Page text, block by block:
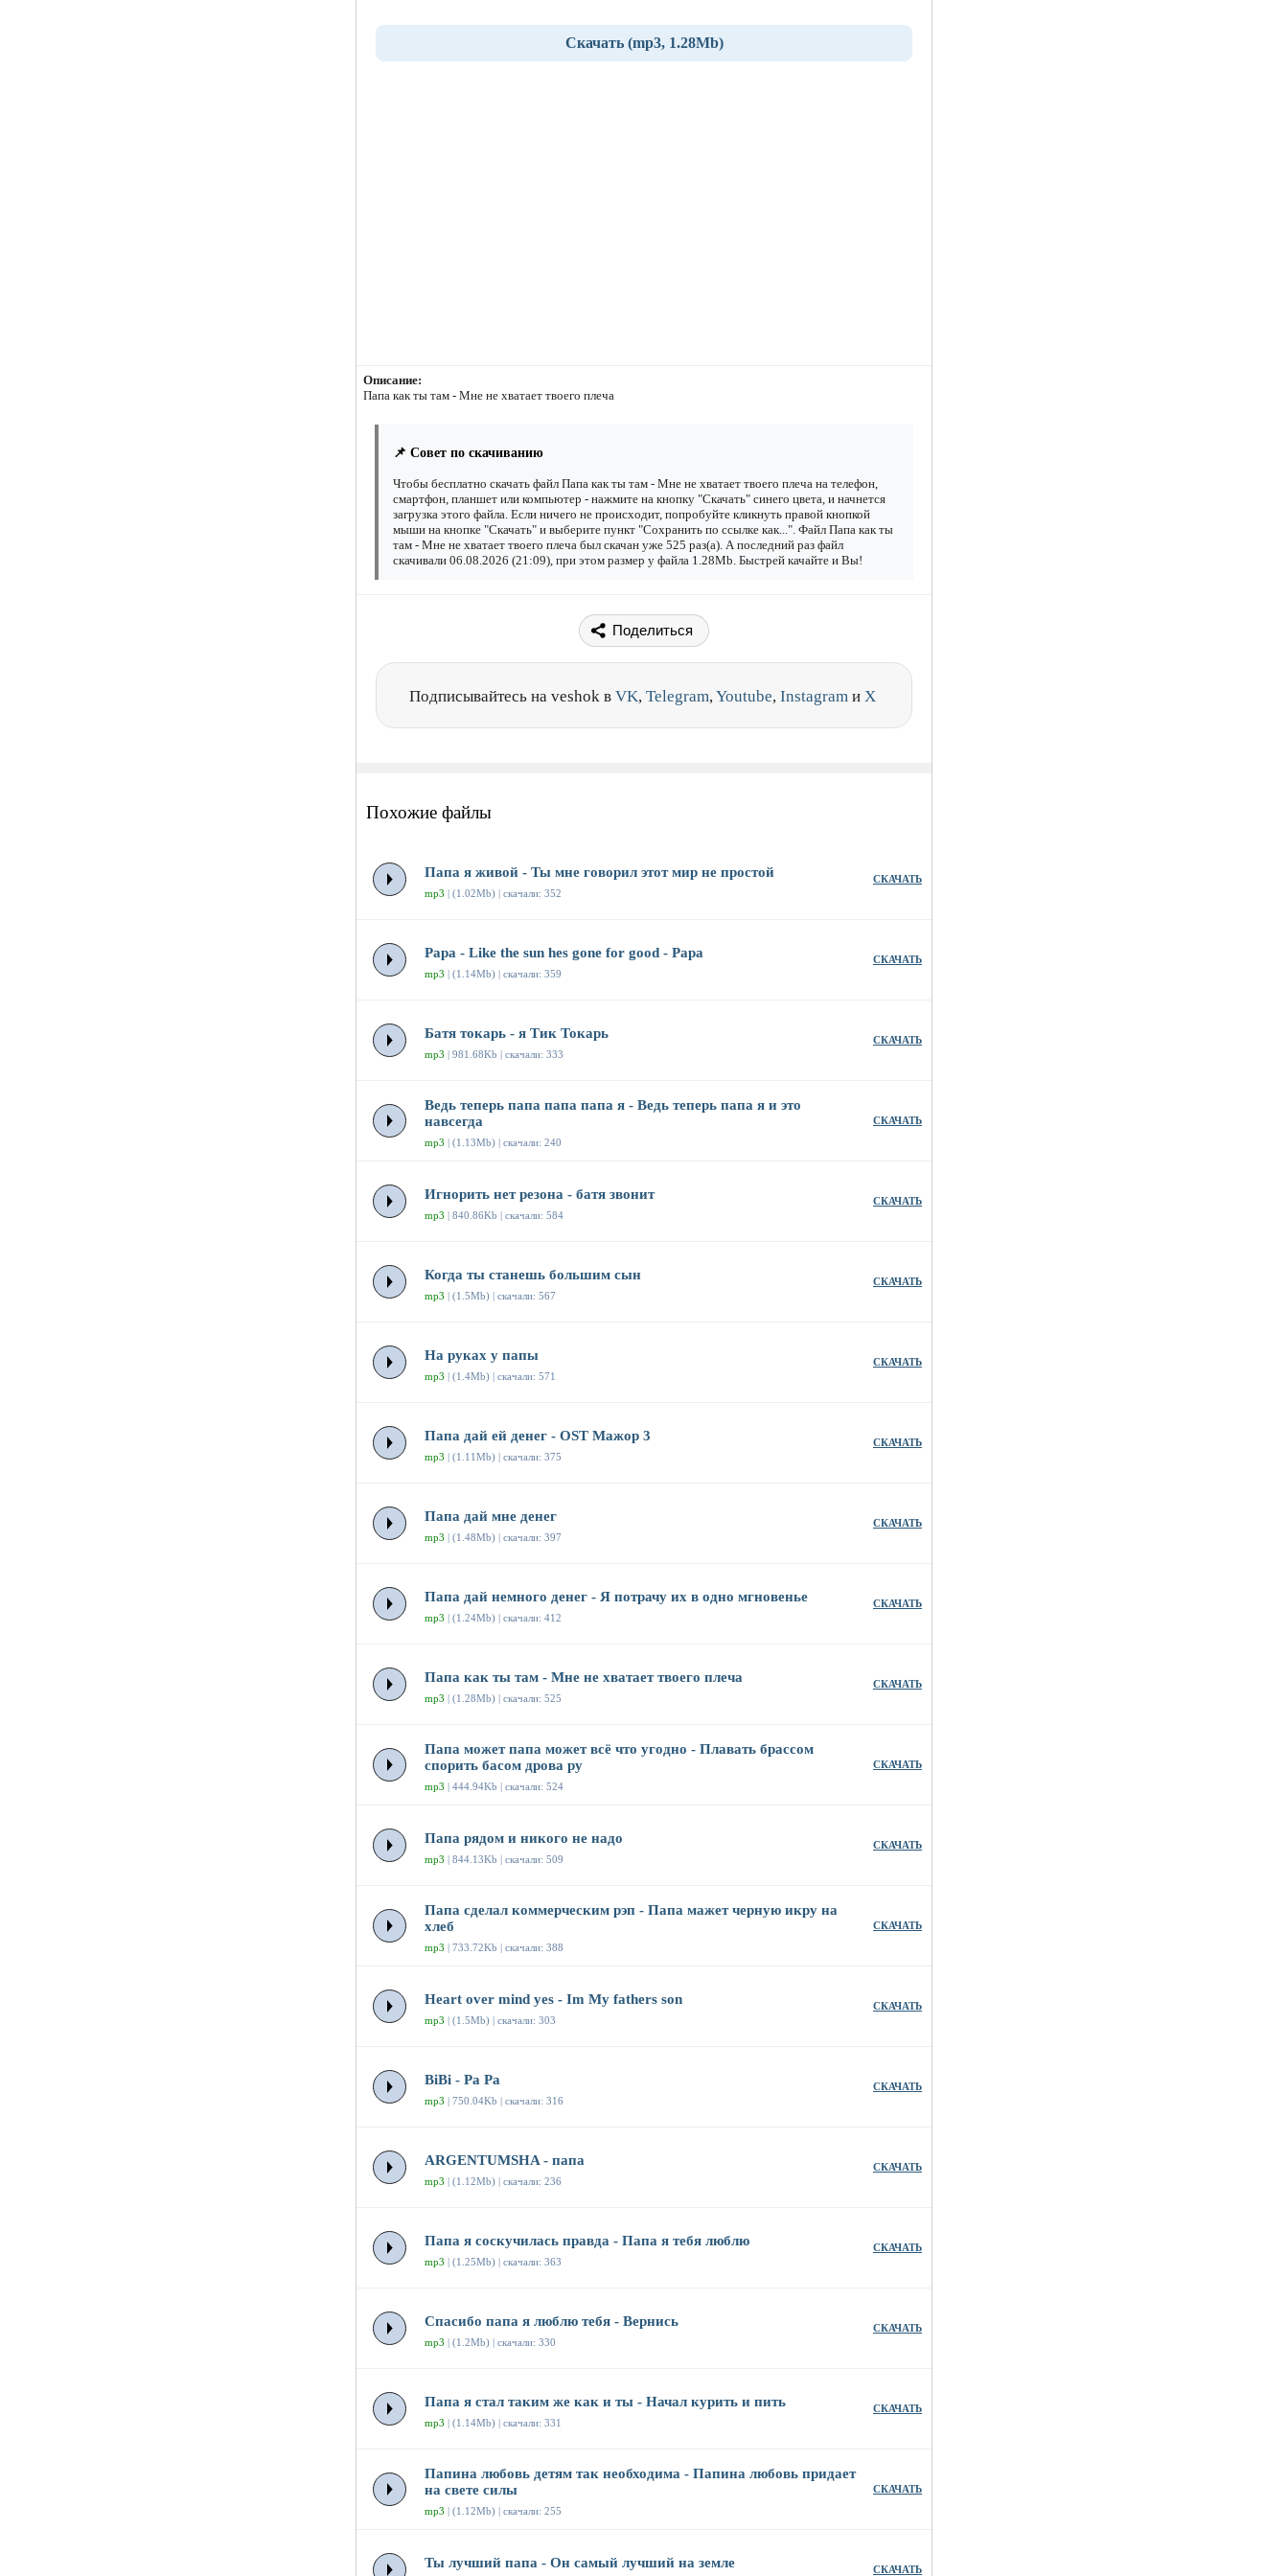
Скачать (mp3, 1.28Mb)
Описание:
Папа как ты там - Мне не хватает твоего плеча
📌 Совет по скачиванию
Чтобы бесплатно скачать файл Папа как ты там - Мне не хватает твоего плеча на телефон,
смартфон, планшет или компьютер - нажмите на кнопку "Скачать" синего цвета, и начнется
загрузка этого файла. Если ничего не происходит, попробуйте кликнуть правой кнопкой
мыши на кнопке "Скачать" и выберите пункт "Сохранить по ссылке как...". Файл Папа как ты
там - Мне не хватает твоего плеча был скачан уже 525 раз(а). А последний раз файл
скачивали 06.08.2026 (21:09), при этом размер у файла 1.28Mb. Быстрей качайте и Вы!
Поделиться
Подписывайтесь на veshok в VK, Telegram,Youtube, Instagram и X
Похожие файлы
Папа я живой - Ты мне говорил этот мир не простой
mp3 | (1.02Mb) | скачали: 352
СКАЧАТЬ
Papa - Like the sun hes gone for good - Papa
mp3 | (1.14Mb) | скачали: 359
СКАЧАТЬ
Батя токарь - я Тик Токарь
mp3 | 981.68Kb | скачали: 333
СКАЧАТЬ
Ведь теперь папа папа папа я - Ведь теперь папа я и это
навсегда
mp3 | (1.13Mb) | скачали: 240
СКАЧАТЬ
Игнорить нет резона - батя звонит
mp3 | 840.86Kb | скачали: 584
СКАЧАТЬ
Когда ты станешь большим сын
mp3 | (1.5Mb) | скачали: 567
СКАЧАТЬ
На руках у папы
mp3 | (1.4Mb) | скачали: 571
СКАЧАТЬ
Папа дай ей денег - OST Мажор 3
mp3 | (1.11Mb) | скачали: 375
СКАЧАТЬ
Папа дай мне денег
mp3 | (1.48Mb) | скачали: 397
СКАЧАТЬ
Папа дай немного денег - Я потрачу их в одно мгновенье
mp3 | (1.24Mb) | скачали: 412
СКАЧАТЬ
Папа как ты там - Мне не хватает твоего плеча
mp3 | (1.28Mb) | скачали: 525
СКАЧАТЬ
Папа может папа может всё что угодно - Плавать брассом
спорить басом дрова ру
mp3 | 444.94Kb | скачали: 524
СКАЧАТЬ
Папа рядом и никого не надо
mp3 | 844.13Kb | скачали: 509
СКАЧАТЬ
Папа сделал коммерческим рэп - Папа мажет черную икру на
хлеб
mp3 | 733.72Kb | скачали: 388
СКАЧАТЬ
Heart over mind yes - Im My fathers son
mp3 | (1.5Mb) | скачали: 303
СКАЧАТЬ
BiBi - Pa Pa
mp3 | 750.04Kb | скачали: 316
СКАЧАТЬ
ARGENTUMSHA - папа
mp3 | (1.12Mb) | скачали: 236
СКАЧАТЬ
Папа я соскучилась правда - Папа я тебя люблю
mp3 | (1.25Mb) | скачали: 363
СКАЧАТЬ
Спасибо папа я люблю тебя - Вернись
mp3 | (1.2Mb) | скачали: 330
СКАЧАТЬ
Папа я стал таким же как и ты - Начал курить и пить
mp3 | (1.14Mb) | скачали: 331
СКАЧАТЬ
Папина любовь детям так необходима - Папина любовь придает
на свете силы
mp3 | (1.12Mb) | скачали: 255
СКАЧАТЬ
Ты лучший папа - Он самый лучший на земле СКАЧАТЬ